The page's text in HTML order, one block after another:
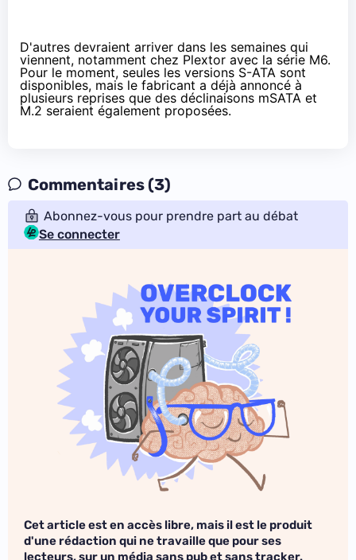
D'autres devraient arriver dans les semaines qui
viennent, notamment chez Plextor avec la série M6.
Pour le moment, seules les versions S-ATA sont
disponibles, mais le fabricant a déjà annoncé à
plusieurs reprises que des déclinaisons mSATA et
M.2 seraient également proposées.
Commentaires (3)
Abonnez-vous pour prendre part au débat
Se connecter
Cet article est en accès libre, mais il est le produit
d'une rédaction qui ne travaille que pour ses
lecteurs, sur un média sans pub et sans tracker.